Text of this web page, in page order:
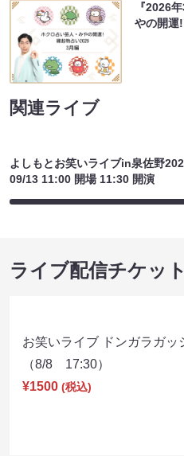
『2026
やの開
関連ライブ
よしもとお笑いライブin泉佐野
09/13 11:00 開場 11:30 開演
ライブ配信チケット
お笑いライブ ドンガラガッ
（8/8 17:30）
¥1500 (税込)